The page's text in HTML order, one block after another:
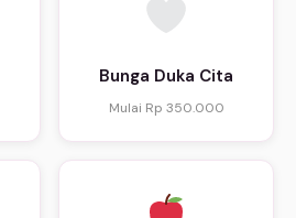
Bunga Duka Cita
Mulai Rp 350.000